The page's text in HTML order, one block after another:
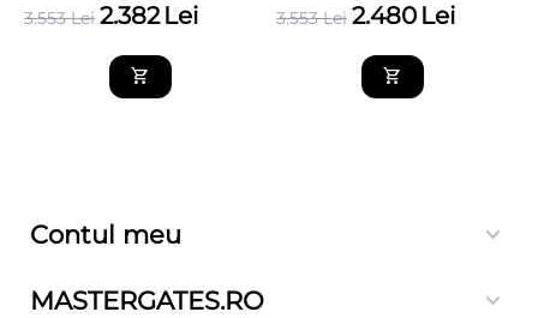
3.553 Lei 2.382 Lei 3.553 Lei 2.480 Lei
Contul meu
MASTERGATES.RO